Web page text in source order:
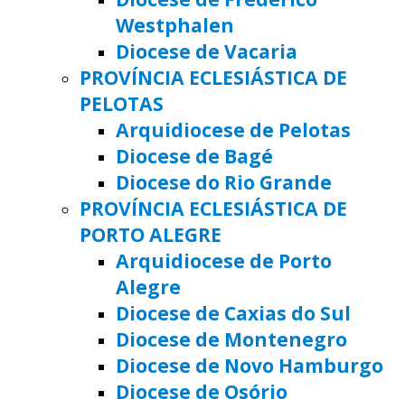
Westphalen
Diocese de Vacaria
PROVÍNCIA ECLESIÁSTICA DE
PELOTAS
Arquidiocese de Pelotas
Diocese de Bagé
Diocese do Rio Grande
PROVÍNCIA ECLESIÁSTICA DE
PORTO ALEGRE
Arquidiocese de Porto
Alegre
Diocese de Caxias do Sul
Diocese de Montenegro
Diocese de Novo Hamburgo
Diocese de Osório